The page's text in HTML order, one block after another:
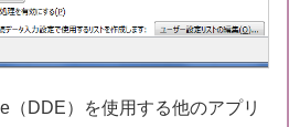
（DDE）を使用する他のアプリ